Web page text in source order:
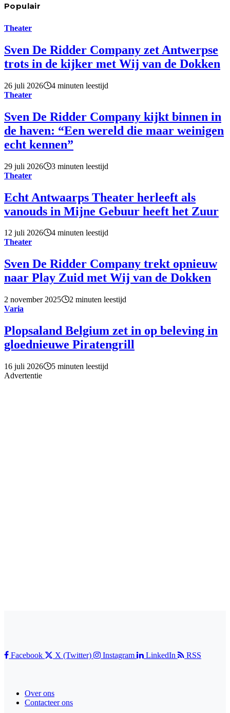
Populair
Theater
Sven De Ridder Company zet Antwerpse
trots in de kijker met Wij van de Dokken
26 juli 2026
4 minuten leestijd
Theater
Sven De Ridder Company kijkt binnen in
de haven: “Een wereld die maar weinigen
echt kennen”
29 juli 2026
3 minuten leestijd
Theater
Echt Antwaarps Theater herleeft als
vanouds in Mijne Gebuur heeft het Zuur
12 juli 2026
4 minuten leestijd
Theater
Sven De Ridder Company trekt opnieuw
naar Play Zuid met Wij van de Dokken
2 november 2025
2 minuten leestijd
Varia
Plopsaland Belgium zet in op beleving in
gloednieuwe Piratengrill
16 juli 2026
5 minuten leestijd
Advertentie
Facebook X (Twitter) Instagram LinkedIn RSS
Over ons
Contacteer ons